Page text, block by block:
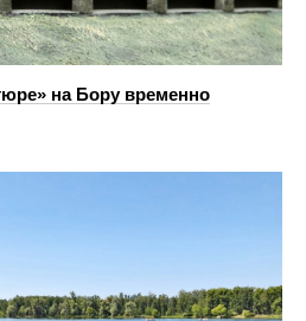
на Бору временно